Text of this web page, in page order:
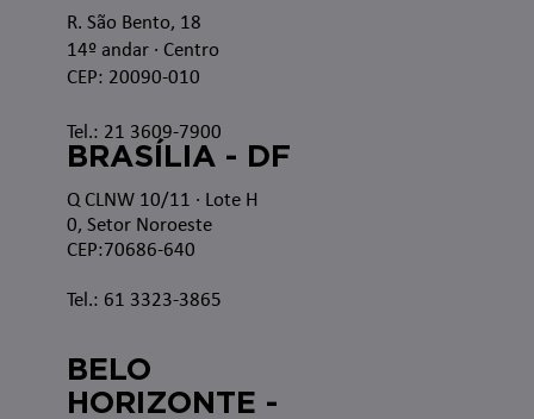
R. São Bento, 18
14º andar · Centro
CEP: 20090-010
Tel.: 21 3609-7900
Q CLNW 10/11 · Lote H
0, Setor Noroeste
CEP:70686-640
Tel.: 61 3323-3865
BRASÍLIA - DF
BELO
HORIZONTE -